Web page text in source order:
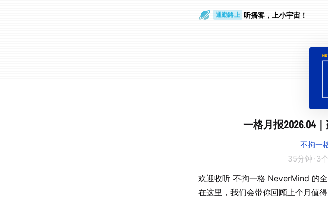
通勤路上 听播客，上小宇宙！
一格月报2026.04
不拘一
35分钟 · 3
欢迎收听 不拘一格 NeverMind 的
在这里，我们会带你回顾上个月值